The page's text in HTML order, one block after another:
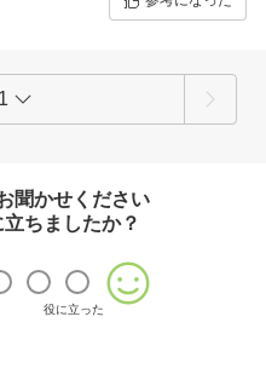
とうございました。
聞かせください
ちましたか？
役に立った